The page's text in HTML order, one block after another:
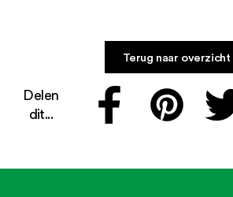
Terug naar overzicht
Delen
dit...